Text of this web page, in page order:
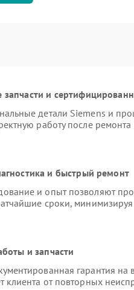
и
детали Siemens и
работу после
и быстрый ремонт
и опыт позволяют
сроки, минимизируя
и запчасти
гарантия
клиента от повторных